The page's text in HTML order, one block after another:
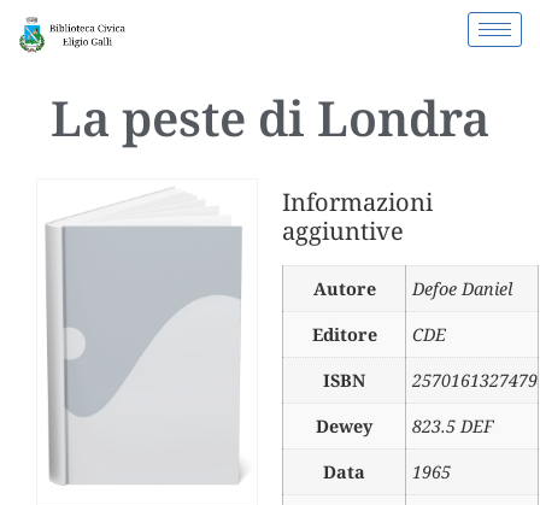
La peste di Londra
Informazioni
aggiuntive
Autore
Defoe Daniel
Editore
CDE
ISBN
2570161327479
Dewey
823.5 DEF
Data
1965